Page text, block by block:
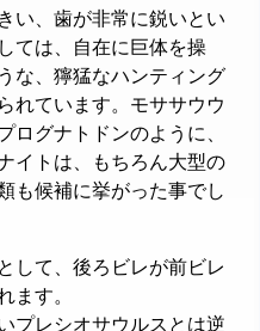
い、歯が非常に鋭いとい
ては、自在に巨体を操
な、獰猛なハンティング
れています。モササウウ
ログナトドンのように、
イトは、もちろん大型の
も候補に挙がった事でし
して、後ろビレが前ビレ
ます。
プレシオサウルスとは逆